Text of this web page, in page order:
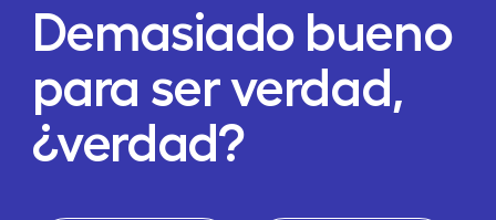
Demasiado bueno
para ser verdad,
¿verdad?